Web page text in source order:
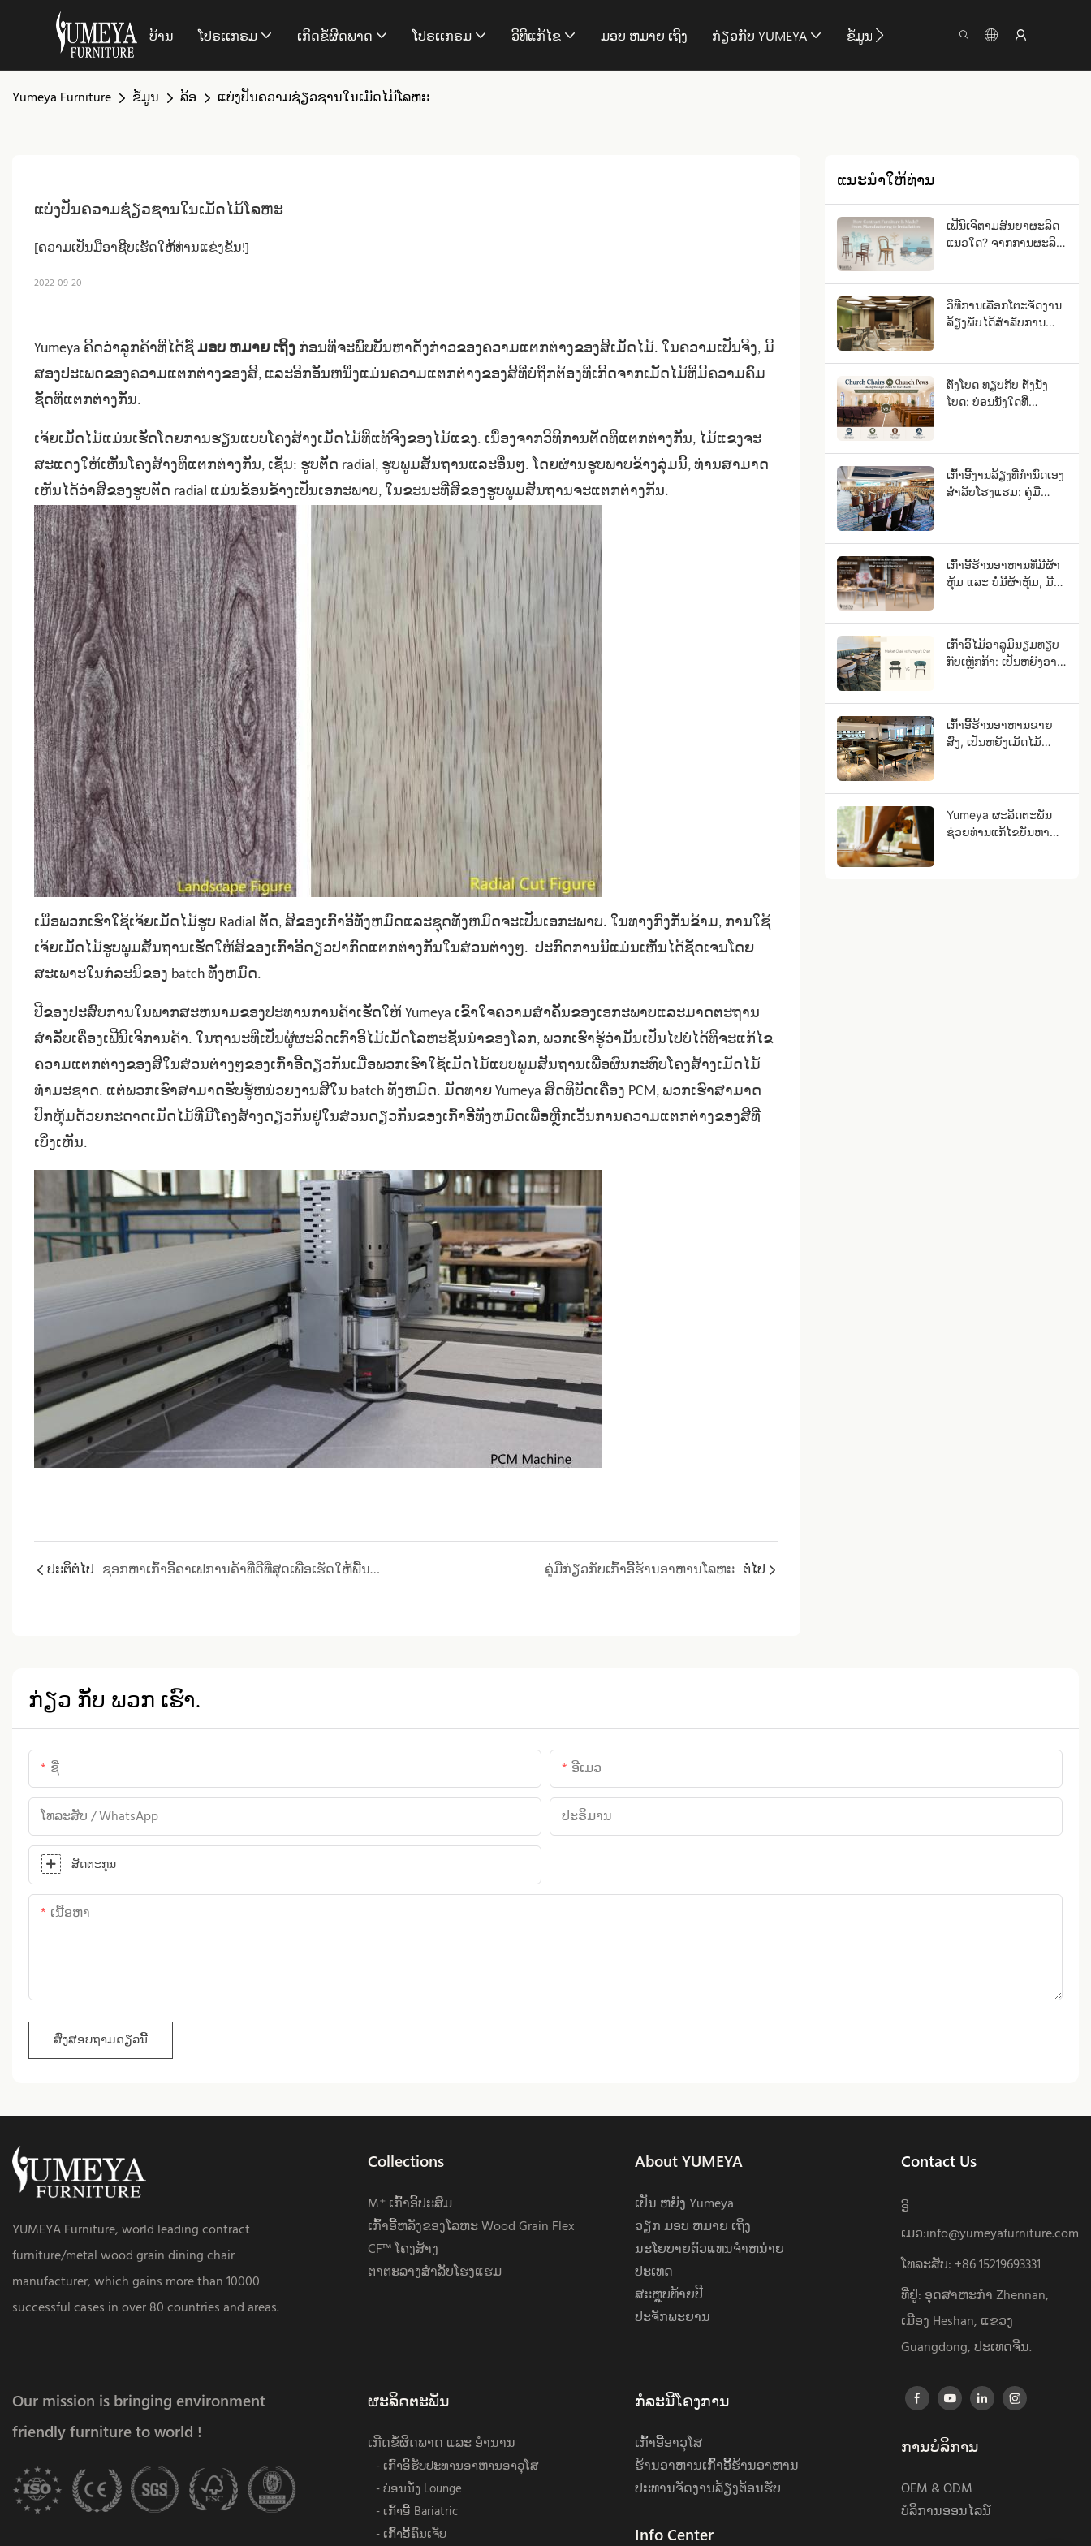
ບ້ານ ໂປຣເເກຣມ ເກີດຂໍ້ຜິດພາດ ໂປຣເເກຣມ ວິທີແກ້ໄຂ ມອບ ຫມາຍ ເຖິງ ກ່ຽວກັບ YUMEYA ຂໍ້ມູນ
Yumeya Furniture ຂໍ້ມູນ ລ້ອ ແບ່ງປັນຄວາມຊ່ຽວຊານໃນເມັດໄມ້ໂລຫະ
ແບ່ງປັນຄວາມຊ່ຽວຊານໃນເມັດໄມ້ໂລຫະ
[ຄວາມເປັນມືອາຊີບເຮັດໃຫ້ທ່ານແຂ່ງຂັນ!]
2022-09-20
Yumeya ຄິດວ່າລູກຄ້າທີ່ໄດ້ຊື້ ມອບ ຫມາຍ ເຖິງ ກ່ອນທີ່ຈະພົບບັນຫາດັ່ງກ່າວຂອງຄວາມແຕກຕ່າງຂອງສີເມັດໄມ້. ໃນຄວາມເປັນຈິງ, ມີ
ສອງປະເພດຂອງຄວາມແຕກຕ່າງຂອງສີ, ແລະອີກອັນຫນຶ່ງແມ່ນຄວາມແຕກຕ່າງຂອງສີທີ່ບໍ່ຖືກຕ້ອງທີ່ເກີດຈາກເມັດໄມ້ທີ່ມີຄວາມຄົມ
ຊັດທີ່ແຕກຕ່າງກັນ.
ເຈ້ຍເມັດໄມ້ແມ່ນເຮັດໂດຍການຮຽນແບບໂຄງສ້າງເມັດໄມ້ທີ່ແທ້ຈິງຂອງໄມ້ແຂງ. ເນື່ອງຈາກວິທີການຕັດທີ່ແຕກຕ່າງກັນ, ໄມ້ແຂງຈະ
ສະແດງໃຫ້ເຫັນໂຄງສ້າງທີ່ແຕກຕ່າງກັນ, ເຊັ່ນ: ຮູບຕັດ radial, ຮູບພູມສັນຖານແລະອື່ນໆ. ໂດຍຜ່ານຮູບພາບຂ້າງລຸ່ມນີ້, ທ່ານສາມາດ
ເຫັນໄດ້ວ່າສີຂອງຮູບຕັດ radial ແມ່ນຂ້ອນຂ້າງເປັນເອກະພາບ, ໃນຂະນະທີ່ສີຂອງຮູບພູມສັນຖານຈະແຕກຕ່າງກັນ.
ເມື່ອພວກເຮົາໃຊ້ເຈ້ຍເມັດໄມ້ຮູບ Radial ຕັດ, ສີຂອງເກົ້າອີ້ທັງຫມົດແລະຊຸດທັງຫມົດຈະເປັນເອກະພາບ. ໃນທາງກົງກັນຂ້າມ, ການໃຊ້
ເຈ້ຍເມັດໄມ້ຮູບພູມສັນຖານເຮັດໃຫ້ສີຂອງເກົ້າອີ້ດຽວປາກົດແຕກຕ່າງກັນໃນສ່ວນຕ່າງໆ. ປະກົດການນີ້ແມ່ນເຫັນໄດ້ຊັດເຈນໂດຍ
ສະເພາະໃນກໍລະນີຂອງ batch ທັງຫມົດ.
ປີຂອງປະສົບການໃນພາກສະຫນາມຂອງປະທານການຄ້າເຮັດໃຫ້ Yumeya ເຂົ້າໃຈຄວາມສໍາຄັນຂອງເອກະພາບແລະມາດຕະຖານ
ສໍາລັບເຄື່ອງເຟີນີເຈີການຄ້າ. ໃນຖານະທີ່ເປັນຜູ້ຜະລິດເກົ້າອີ້ໄມ້ເມັດໂລຫະຊັ້ນນໍາຂອງໂລກ, ພວກເຮົາຮູ້ວ່າມັນເປັນໄປບໍ່ໄດ້ທີ່ຈະແກ້ໄຂ
ຄວາມແຕກຕ່າງຂອງສີໃນສ່ວນຕ່າງໆຂອງເກົ້າອີ້ດຽວກັນເມື່ອພວກເຮົາໃຊ້ເມັດໄມ້ແບບພູມສັນຖານເພື່ອຜົນກະທົບໂຄງສ້າງເມັດໄມ້
ທໍາມະຊາດ. ແຕ່ພວກເຮົາສາມາດຮັບຮູ້ຫນ່ວຍງານສີໃນ batch ທັງຫມົດ. ມັດທາຍ Yumeya ສິດທິບັດເຄື່ອງ PCM, ພວກເຮົາສາມາດ
ປົກຫຸ້ມດ້ວຍກະດາດເມັດໄມ້ທີ່ມີໂຄງສ້າງດຽວກັນຢູ່ໃນສ່ວນດຽວກັນຂອງເກົ້າອີ້ທັງຫມົດເພື່ອຫຼີກເວັ້ນການຄວາມແຕກຕ່າງຂອງສີທີ່
ເບິ່ງເຫັນ.
ປະຕິຕໍ່ໄປ ຊອກຫາເກົ້າອີ້ຄາເຟການຄ້າທີ່ດີທີ່ສຸດເພື່ອເຮັດໃຫ້ພື້ນທີ່ຂອງທ່ານເບິ່ງສວຍງາມ ຄູ່ມືກ່ຽວກັບເກົ້າອີ້ຮ້ານອາຫານໂລຫະ ຕໍ່ໄປ
ແນະນໍາໃຫ້ທ່ານ
ເຟີນີເຈີຕາມສັນຍາຜະລິດ
ແນວໃດ? ຈາກການຜະລິດ
ວິທີການເລືອກໂຕະຈັດງານ
ລ້ຽງພັບໄດ້ສຳລັບການນຳ
ຕັ່ງໂບດ ທຽບກັບ ຕັ່ງນັ່ງ
ໂບດ: ບ່ອນນັ່ງໃດທີ່
ເກົ້າອີ້ງານລ້ຽງທີ່ກຳນົດເອງ
ສຳລັບໂຮງແຮມ: ຄູ່ມື
ອັນດັບດາວ
ເກົ້າອີ້ຮ້ານອາຫານທີ່ມີຜ້າ
ຫຸ້ມ ແລະ ບໍ່ມີຜ້າຫຸ້ມ, ມີ
ເກົ້າອີ້ໄມ້ອາລູມິນຽມທຽບ
ກັບເຫຼັກກ້າ: ເປັນຫຍັງອາລູ
ເກົ້າອີ້ຮ້ານອາຫານຂາຍ
ສົ່ງ, ເປັນຫຍັງເມັດໄມ້
Yumeya ຜະລິດຕະພັນ
ຊ່ວຍທ່ານແກ້ໄຂບັນຫາ
ກ່ຽວ ກັບ ພວກ ເຮົາ.
ຊື່ ອີເມວ
ໂທລະສັບ / WhatsApp ປະຣິມານ
ສັດຕະກຸນ
ເນື້ອຫາ
ສົ່ງສອບຖາມດຽວນີ້
YUMEYA Furniture, world leading contract
furniture/metal wood grain dining chair
manufacturer, which gains more than 10000
successful cases in over 80 countries and areas.
Collections
M⁺ ເກົ້າອີ້ປະສົມ
ເກົ້າອີ້ຫລັງຂອງໂລຫະ Wood Grain Flex
CF™ ໂຄງສ້າງ
ຕາຕະລາງສໍາລັບໂຮງແຮມ
About YUMEYA
ເປັນ ຫຍັງ Yumeya
ວຽກ ມອບ ຫມາຍ ເຖິງ
ນະໂຍບາຍຕົວແທນຈໍາຫນ່າຍ
ປະເທດ
ສະຫຼຸບທ້າຍປີ
ປະຈັກພະຍານ
Contact Us
ອີ
ເມວ:info@yumeyafurniture.com
ໂທລະສັບ: +86 15219693331
ທີ່ຢູ່: ອຸດສາຫະກຳ Zhennan,
ເມືອງ Heshan, ແຂວງ
Guangdong, ປະເທດຈີນ.
Our mission is bringing environment
friendly furniture to world !
ຜະລິດຕະພັນ
ເກີດຂໍ້ຜິດພາດ ແລະ ອໍານານ
- ເກົ້າອີ້ຮັບປະທານອາຫານອາວຸໂສ
- ບ່ອນນັ່ງ Lounge
- ເກົ້າອີ້ Bariatric
- ເກົ້າອີ້ຄົນເຈັບ
ກໍລະນີໂຄງການ
ເກົ້າອີ້ອາວຸໂສ
ຮ້ານອາຫານເກົ້າອີ້ຮ້ານອາຫານ
ປະທານຈັດງານລ້ຽງຕ້ອນຮັບ
Info Center
ການບໍລິການ
OEM & ODM
ບໍລິການອອນໄລນ໌